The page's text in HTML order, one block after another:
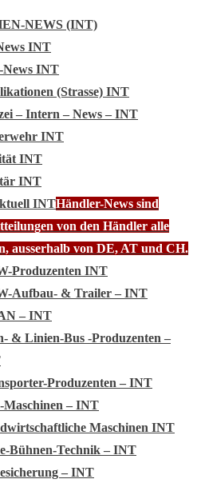
NEWS (INT)
INT
News INT
(Strasse) INT
– Intern – News – INT
INT
INT
INT
INTHändler-News sind
von den Händler alle
ausserhalb von DE, AT und CH.
Produzenten INT
Aufbau- & Trailer – INT
– INT
& Linien-Bus -Produzenten –
Produzenten – INT
Maschinen – INT
Maschinen INT
Bühnen-Technik – INT
– INT